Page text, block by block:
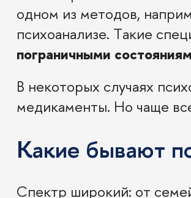
одном из методов,
психоанализе. Такие
пограничными
В некоторых случаях
медикаменты. Но чаще
Какие бывают
Спектр широкий: от